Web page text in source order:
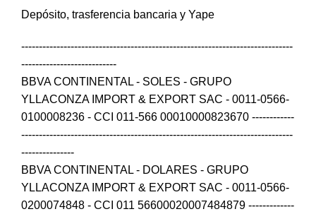
Depósito, trasferencia bancaria y Yape
-----------------------------------------------------------------------------
---------------------------
BBVA CONTINENTAL - SOLES - GRUPO
YLLACONZA IMPORT & EXPORT SAC - 0011-0566-
0100008236 - CCI 011-566 00010000823670 ------------
-----------------------------------------------------------------------------
---------------
BBVA CONTINENTAL - DOLARES - GRUPO
YLLACONZA IMPORT & EXPORT SAC - 0011-0566-
0200074848 - CCI 011 56600020007484879 -------------